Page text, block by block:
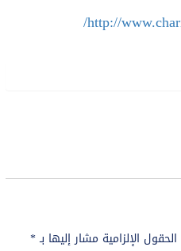
http://
الحقول الإلزامية مشار إليها بـ*